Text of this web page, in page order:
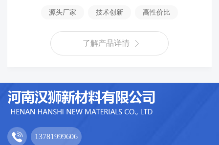
源头厂家 技术创新 高性价比
了解产品详情
13781999606